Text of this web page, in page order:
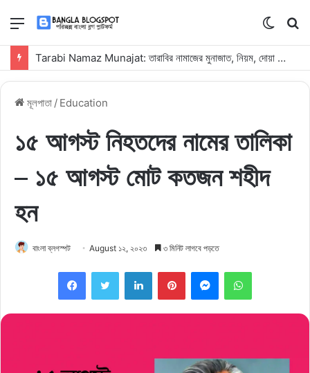
মেনু
Switch
skin
Tarabi Namaz Munajat: তারাবির নামাজের মুনাজাত, নিয়ম, দোয়া ও ফজিলত
মূলপাতা / Education
১৫ আগস্ট নিহতদের নামের তালিকা
– ১৫ আগস্ট মোট কতজন শহীদ
হন
বাংলা ব্লগস্পট August ১২, ২০২৩ ৩ মিনিট লাগবে পড়তে
FacebookTwitterLinkedInPinterestMessengerWhatsApp